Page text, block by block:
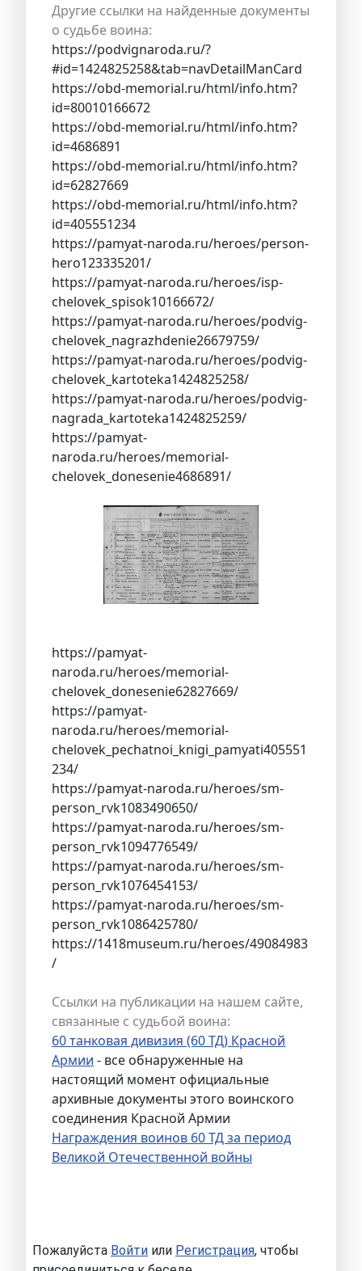
Другие ссылки на найденные документы
о судьбе воина:
https://podvignaroda.ru/?
#id=1424825258&tab=navDetailManCard
https://obd-memorial.ru/html/info.htm?
id=80010166672
https://obd-memorial.ru/html/info.htm?
id=4686891
https://obd-memorial.ru/html/info.htm?
id=62827669
https://obd-memorial.ru/html/info.htm?
id=405551234
https://pamyat-naroda.ru/heroes/person-
hero123335201/
https://pamyat-naroda.ru/heroes/isp-
chelovek_spisok10166672/
https://pamyat-naroda.ru/heroes/podvig-
chelovek_nagrazhdenie26679759/
https://pamyat-naroda.ru/heroes/podvig-
chelovek_kartoteka1424825258/
https://pamyat-naroda.ru/heroes/podvig-
nagrada_kartoteka1424825259/
https://pamyat-
naroda.ru/heroes/memorial-
chelovek_donesenie4686891/
https://pamyat-
naroda.ru/heroes/memorial-
chelovek_donesenie62827669/
https://pamyat-
naroda.ru/heroes/memorial-
chelovek_pechatnoi_knigi_pamyati405551
234/
https://pamyat-naroda.ru/heroes/sm-
person_rvk1083490650/
https://pamyat-naroda.ru/heroes/sm-
person_rvk1094776549/
https://pamyat-naroda.ru/heroes/sm-
person_rvk1076454153/
https://pamyat-naroda.ru/heroes/sm-
person_rvk1086425780/
https://1418museum.ru/heroes/49084983
/
Ссылки на публикации на нашем сайте,
связанные с судьбой воина:
60 танковая дивизия (60 ТД) Красной
Армии - все обнаруженные на
настоящий момент официальные
архивные документы этого воинского
соединения Красной Армии
Награждения воинов 60 ТД за период
Великой Отечественной войны
Пожалуйста Войти или Регистрация, чтобы